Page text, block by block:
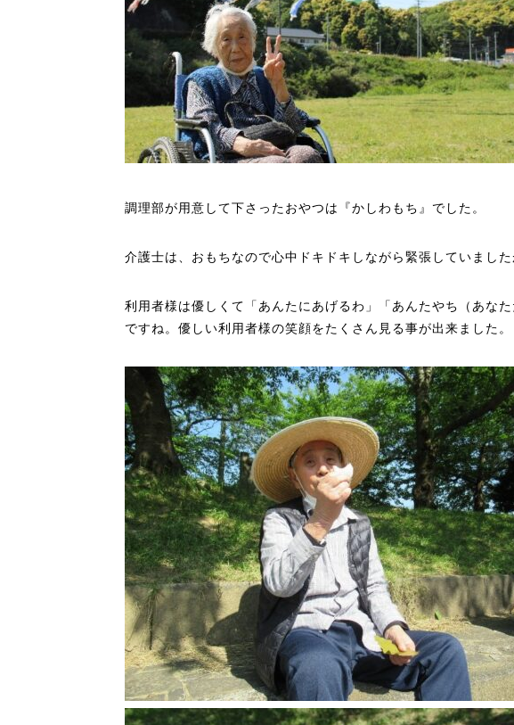
調理部が用意して下さったおやつは『かしわもち』でした。
介護士は、おもちなので心中ドキドキしながら緊張していまし
利用者様は優しくて「あんたにあげるわ」「あんたやち（あな
ですね。優しい利用者様の笑顔をたくさん見る事が出来ました。